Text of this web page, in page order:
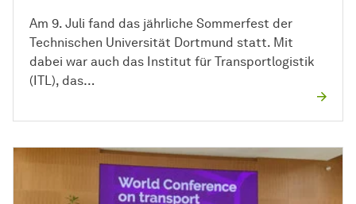
Am 9. Juli fand das jährliche Sommerfest der
Technischen Universität Dortmund statt. Mit
dabei war auch das Institut für Transportlogistik
(ITL), das…